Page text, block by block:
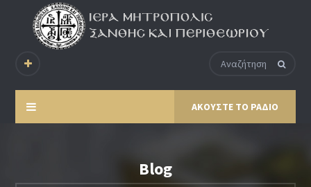
ΑΚΟΥΣΤΕ ΤΟ ΡΑΔΙΟ
Blog